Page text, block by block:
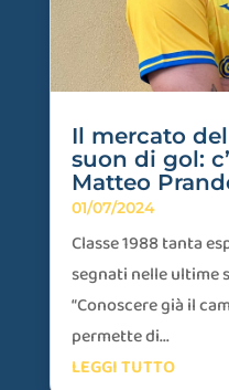
Il mercato
suon di gol:
Matteo
01/07/2024
Classe 1988 tanta
segnati nelle ultime
“Conoscere già il
permette di...
LEGGI TUTTO